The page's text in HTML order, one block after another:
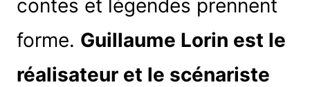
contes et légendes prennent
forme. Guillaume Lorin est le
réalisateur et le scénariste